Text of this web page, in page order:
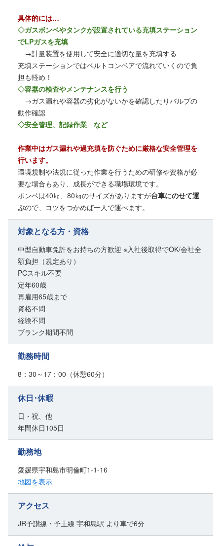
具体的には…
◇ガスボンベやタンクが設置されている充填ステーション
でLPガスを充填
→計量装置を使用して安全に適切な量を充填する
充填ステーションではベルトコンベアで流れていくので負
担も軽め！
◇容器の検査やメンテナンスを行う
→ガス漏れや容器の劣化がないかを確認したりバルブの
動作確認
◇安全管理、記録作業 など
作業中はガス漏れや過充填を防ぐために厳格な安全管理を
行います。
環境規制や法規に従った作業を行うための研修や資格が必
要な場合もあり、成長ができる職場環境です。
ボンベは40㎏、80㎏のサイズがありますが台車にのせて運
ぶので、コツをつかめば一人で運べます。
対象となる方・資格
中型自動車免許をお持ちの方歓迎 ※入社後取得でOK/会社全
額負担（規定あり）
PCスキル不要
定年60歳
再雇用65歳まで
資格不問
経験不問
ブランク期間不問
勤務時間
8：30～17：00（休憩60分）
休日･休暇
日・祝、他
年間休日105日
勤務地
愛媛県宇和島市明倫町1-1-16
地図を表示
アクセス
JR予讃線・予土線 宇和島駅 より車で6分